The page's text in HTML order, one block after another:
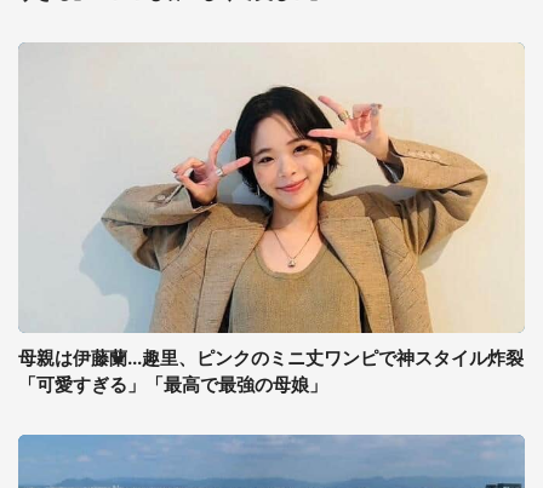
母親は伊藤蘭...趣里、ピンクのミニ丈ワンピで神スタイル炸裂
「可愛すぎる」「最高で最強の母娘」